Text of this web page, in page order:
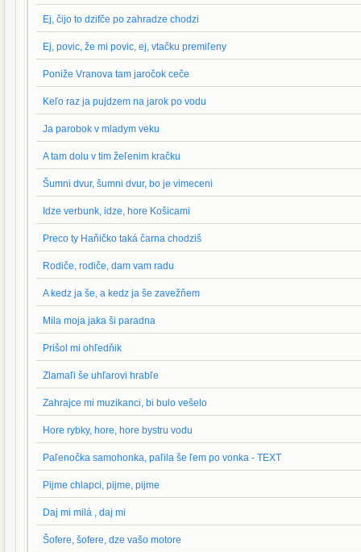
Ej, čijo to dzifče po zahradze chodzi
Ej, povic, že mi povic, ej, vtačku premiľeny
Poniže Vranova tam jaročok ceče
Keľo raz ja pujdzem na jarok po vodu
Ja parobok v mladym veku
A tam dolu v tim žeľenim kračku
Šumni dvur, šumni dvur, bo je vimeceni
Idze verbunk, idze, hore Košicami
Preco ty Haňičko taká čarna chodziš
Rodiče, rodiče, dam vam radu
A kedz ja še, a kedz ja še zavežňem
Mila moja jaka ši paradna
Prišol mi ohľedňik
Zlamaľi še uhľarovi hrabľe
Zahrajce mi muzikanci, bi bulo vešelo
Hore rybky, hore, hore bystru vodu
Paľenočka samohonka, paľila še ľem po vonka - TEXT
Pijme chlapci, pijme, pijme
Daj mi milá , daj mi
Šofere, šofere, dze vašo motore